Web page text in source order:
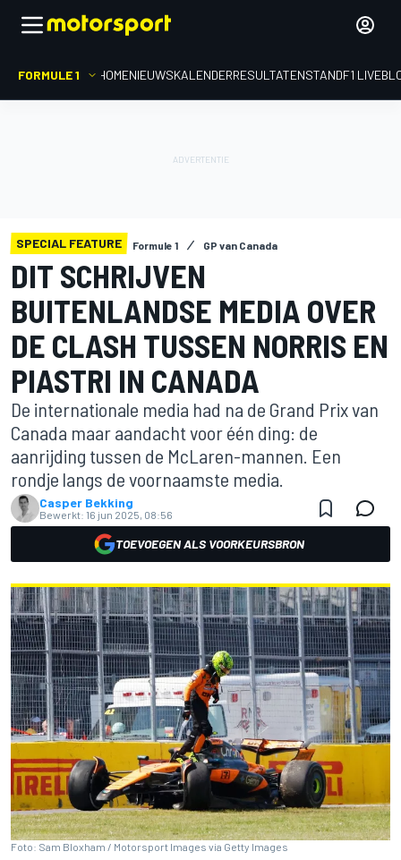
FORMULE 1 HOMENIEUWSKALENDERRESULTATENSTANDF1
SPECIAL FEATURE Formule 1 GP van Canada
DIT SCHRIJVEN
BUITENLANDSE MEDIA OVER
DE CLASH TUSSEN NORRIS EN
PIASTRI IN CANADA
De internationale media had na de Grand Prix van
Canada maar aandacht voor één ding: de
aanrijding tussen de McLaren-mannen. Een
rondje langs de voornaamste media.
Casper Bekking
Bewerkt: 16 jun 2025, 08:56
TOEVOEGEN ALS VOORKEURSBRON
Foto: Sam Bloxham / Motorsport Images via Getty Images